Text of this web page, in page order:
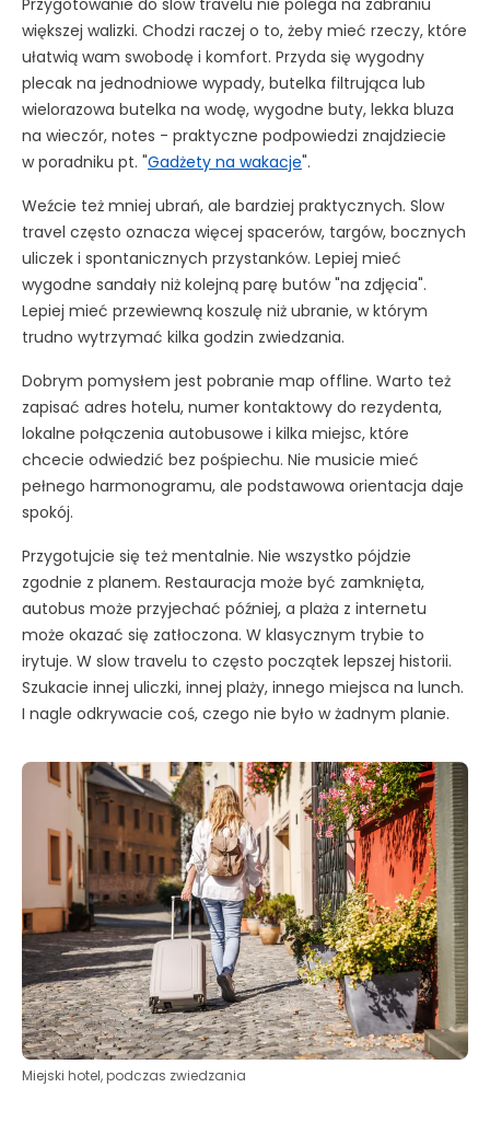
większej walizki. Chodzi raczej o to, żeby mieć rzeczy, które
ułatwią wam swobodę i komfort. Przyda się wygodny
plecak na jednodniowe wypady, butelka filtrująca lub
wielorazowa butelka na wodę, wygodne buty, lekka bluza
na wieczór, notes - praktyczne podpowiedzi znajdziecie
w poradniku pt. "Gadżety na wakacje".
Weźcie też mniej ubrań, ale bardziej praktycznych. Slow
travel często oznacza więcej spacerów, targów, bocznych
uliczek i spontanicznych przystanków. Lepiej mieć
wygodne sandały niż kolejną parę butów "na zdjęcia".
Lepiej mieć przewiewną koszulę niż ubranie, w którym
trudno wytrzymać kilka godzin zwiedzania.
Dobrym pomysłem jest pobranie map offline. Warto też
zapisać adres hotelu, numer kontaktowy do rezydenta,
lokalne połączenia autobusowe i kilka miejsc, które
chcecie odwiedzić bez pośpiechu. Nie musicie mieć
pełnego harmonogramu, ale podstawowa orientacja daje
spokój.
Przygotujcie się też mentalnie. Nie wszystko pójdzie
zgodnie z planem. Restauracja może być zamknięta,
autobus może przyjechać później, a plaża z internetu
może okazać się zatłoczona. W klasycznym trybie to
irytuje. W slow travelu to często początek lepszej historii.
Szukacie innej uliczki, innej plaży, innego miejsca na lunch.
I nagle odkrywacie coś, czego nie było w żadnym planie.
Miejski hotel, podczas zwiedzania